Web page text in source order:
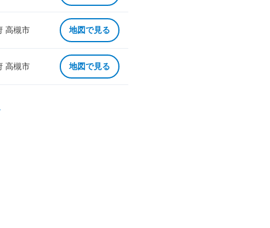
高槻市 地図で見る
高槻市 地図で見る